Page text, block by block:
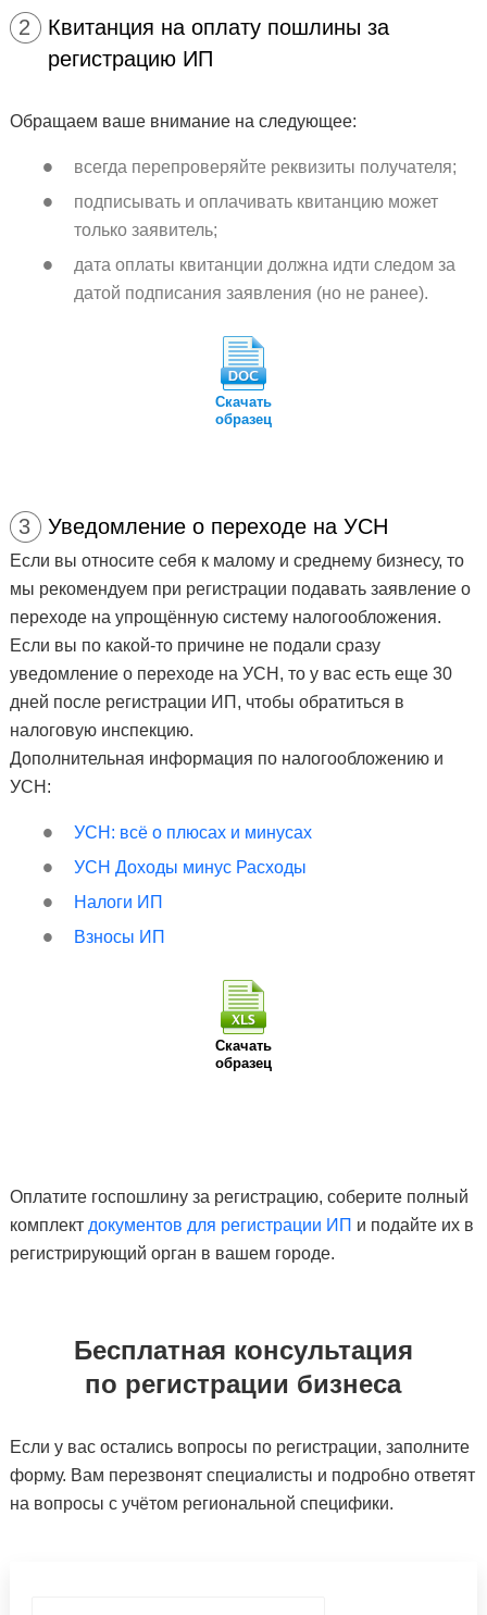
2
Квитанция на оплату пошлины за
регистрацию ИП
Обращаем ваше внимание на следующее:
всегда перепроверяйте реквизиты получателя;
подписывать и оплачивать квитанцию может
только заявитель;
дата оплаты квитанции должна идти следом за
датой подписания заявления (но не ранее).
Скачать
образец
3 Уведомление о переходе на УСН
Если вы относите себя к малому и среднему бизнесу, то
мы рекомендуем при регистрации подавать заявление о
переходе на упрощённую систему налогообложения.
Если вы по какой-то причине не подали сразу
уведомление о переходе на УСН, то у вас есть еще 30
дней после регистрации ИП, чтобы обратиться в
налоговую инспекцию.
Дополнительная информация по налогообложению и
УСН:
УСН: всё о плюсах и минусах
УСН Доходы минус Расходы
Налоги ИП
Взносы ИП
Скачать
образец
Оплатите госпошлину за регистрацию, соберите полный
комплект документов для регистрации ИП и подайте их в
регистрирующий орган в вашем городе.
Бесплатная консультация
по регистрации бизнеса
Если у вас остались вопросы по регистрации, заполните
форму. Вам перезвонят специалисты и подробно ответят
на вопросы с учётом региональной специфики.